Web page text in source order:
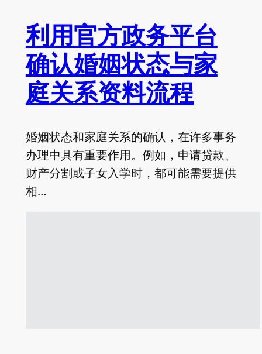
利用官方政务平台
确认婚姻状态与家
庭关系资料流程
婚姻状态和家庭关系的确认，在许多事务
办理中具有重要作用。例如，申请贷款、
财产分割或子女入学时，都可能需要提供
相…